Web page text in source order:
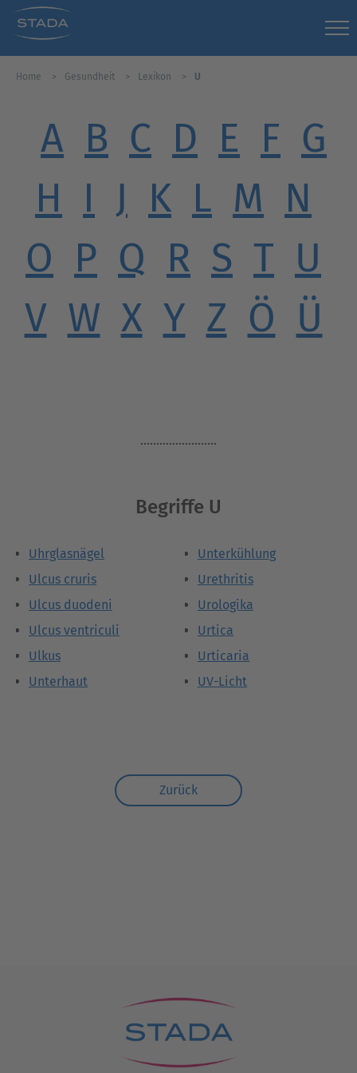
Home Gesundheit Lexikon U
A B C D E F G
H I J K L M N
O P Q R S T U
V W X Y Z Ö Ü
........................
Begriffe U
Uhrglasnägel
Ulcus cruris
Ulcus duodeni
Ulcus ventriculi
Ulkus
Unterhaut
Unterkühlung
Urethritis
Urologika
Urtica
Urticaria
UV-Licht
Zurück